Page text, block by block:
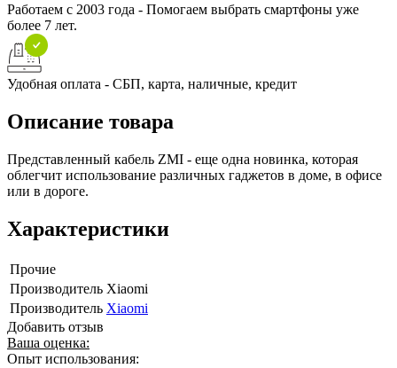
Работаем с 2003 года - Помогаем выбрать смартфоны уже
более 7 лет.
Удобная оплата - СБП, карта, наличные, кредит
Описание товара
Представленный кабель ZMI - еще одна новинка, которая
облегчит использование различных гаджетов в доме, в офисе
или в дороге.
Характеристики
Прочие
Производитель Xiaomi
Производитель Xiaomi
Добавить отзыв
Ваша оценка:
Опыт использования: